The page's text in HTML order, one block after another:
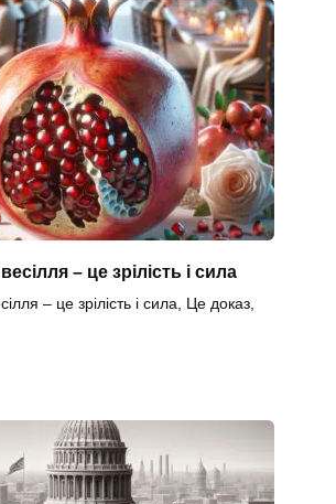
– це зрілість і сила
– це зрілість і сила, Це доказ,